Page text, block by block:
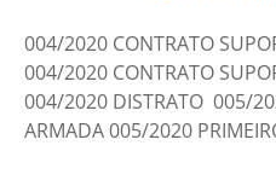
004/2020 CONTRATO
004/2020 CONTRATO
004/2020 DISTRATO 005/
ARMADA 005/2020